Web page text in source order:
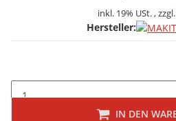
inkl. 19% USt. , zzgl.
Hersteller:
IN DEN